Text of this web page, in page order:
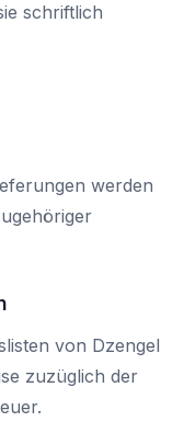
schriftlich
werden
von Dzengel
zuzüglich der